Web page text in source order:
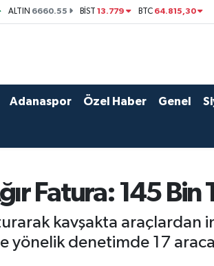
ALTIN 6660.55 BİST13.779 BTC 64.815,30
Adanaspor Özel Haber Genel
Fatura: 145 Bin
kavşakta
yönelik denetimde 17